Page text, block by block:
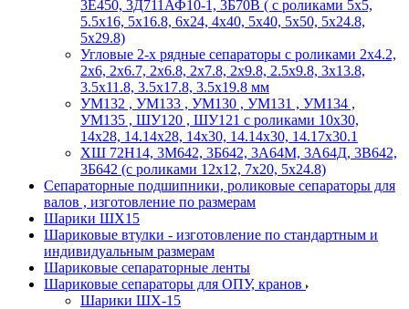
3Е450, 3Д711АФ10-1, 3Б70В ( с роликами 5х5,
5.5х16, 5х16.8, 6х24, 4х40, 5х40, 5х50, 5х24.8,
5х29.8)
Угловые 2-х рядные сепараторы с роликами 2х4.2,
2х6, 2х6.7, 2х6.8, 2х7.8, 2х9.8, 2.5х9.8, 3х13.8,
3.5х11.8, 3.5х17.8, 3.5х19.8 мм
УМ132 , УМ133 , УМ130 , УМ131 , УМ134 ,
УМ135 , ШУ120 , ШУ121 с роликами 10х30,
14х28, 14.14х28, 14х30, 14.14х30, 14.17х30.1
ХШ 72Н14, 3М642, 3Б642, 3А64М, 3А64Д, 3В642,
3Б642 (с роликами 12х12, 7х20, 5х24.8)
Сепараторные подшипники, роликовые сепараторы для
валов , изготовление по размерам
Шарики ШХ15
Шариковые втулки - изготовление по стандартным и
индивидуальным размерам
Шариковые сепараторные ленты
Шариковые сепараторы для ОПУ, кранов
Шарики ШХ-15